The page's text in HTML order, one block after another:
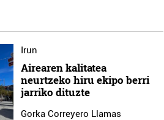
Irun
Airearen kalitatea
neurtzeko hiru ekipo berri
jarriko dituzte
Gorka Correyero Llamas